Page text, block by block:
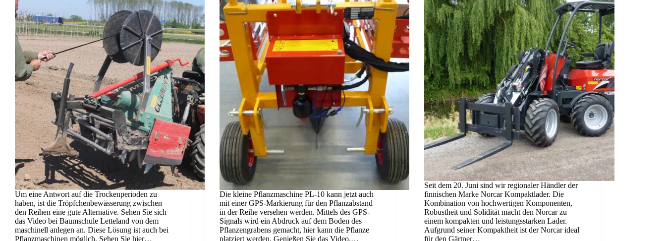
Um eine Antwort auf die Trockenperioden zu
haben, ist die Tröpfchenbewässerung zwischen
den Reihen eine gute Alternative. Sehen Sie sich
das Video bei Baumschule Letteland von dem
maschinell anlegen an. Diese Lösung ist auch bei
Pflanzmaschinen möglich. Sehen Sie hier…
Die kleine Pflanzmaschine PL-10 kann jetzt auch
mit einer GPS-Markierung für den Pflanzabstand
in der Reihe versehen werden. Mittels des GPS-
Signals wird ein Abdruck auf dem Boden des
Pflanzengrabens gemacht, hier kann die Pflanze
platziert werden. Genießen Sie das Video.…
Seit dem 20. Juni sind wir regionaler Händler der
finnischen Marke Norcar Kompaktlader. Die
Kombination von hochwertigen Komponenten,
Robustheit und Solidität macht den Norcar zu
einem kompakten und leistungsstarken Lader.
Aufgrund seiner Kompaktheit ist der Norcar ideal
für den Gärtner…